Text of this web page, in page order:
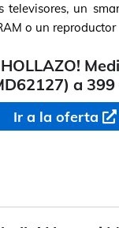
televisores, un
o un
a 399
Ir a la oferta